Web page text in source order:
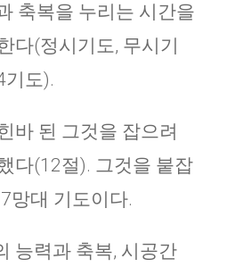
축복을 누리는 시간을
다(정시기도, 무시기
기도).
바 된 그것을 잡으려
다(12절). 그것을 붙잡
망대 기도이다.
능력과 축복, 시공간